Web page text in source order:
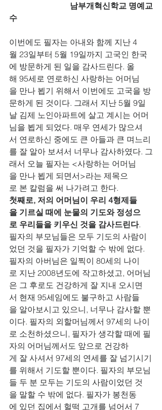
                              남부개혁신학교 명예교
수
이번에도 필자는 아내와 함께 지난 4
월 23일부터 5월 19일까지 고국인 한국
에 방문하게 된 일을 감사드린다. 올
해 95세로 연로하신 사랑하는 어머님
을 만나 뵙기 위해서 이번에도 고국을 방
문하게 된 것이다. 그래서 지난 5월 9일
날 김제 노인아파트에 살고 계시는 어머
님을 뵙게 되었다. 매우 연세가 많으셔
서 연로하신 중에도 큰 아들과 큰 며느리
를 잘 알아 보셔서 너무나 감사하였다. 그
래서 오늘 필자는 <사랑하는 어머님
을 만나 뵙게 되면서>라는 제목으
로 본 칼럼을 써 나가려고 한다.
첫째로, 저의 어머님이 우리 4형제들
을 기르실 때에 눈물의 기도와 정성으
로 우리들을 키우신 것을 감사드린다.
필자의 부모님들은 모두 기도의 사람이
었던 것을 필자가 기억할 수 밖에 없다.
필자의 아버님은 일찍이 80세의 나이
로 지난 2008년도에 작고하셨고, 어머님
은 그 후로도 건강하게 잘 지내 오시면
서 현재 95세임에도 불구하고 사람들
을 알아보시고 있으니, 너무나 감사할 뿐
이다. 필자의 외할머님께서 97세의 나이
로 소천하셨으니, 필자가 생각할 때에 필
자의 어머님께서도 앞으로 건강하
게 잘 사셔서 97세의 연세를 잘 넘기시기
를 위해서 기도할 뿐이다. 필자의 부모님
들 두 분 모두는 기도의 사람이었던 것
을 말할 수 밖에 없다. 필자가 봉천동
에 있던 집에서 헐떡 고개를 넘어서 7